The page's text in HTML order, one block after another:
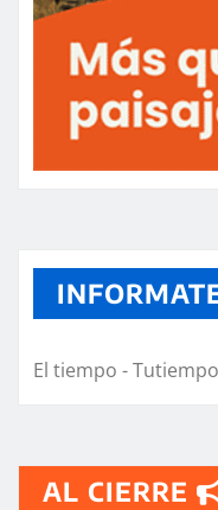
El tiempo -
AL CIERRE